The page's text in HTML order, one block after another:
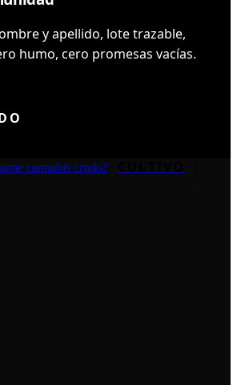
y apellido, lote trazable,
humo, cero promesas vacías.